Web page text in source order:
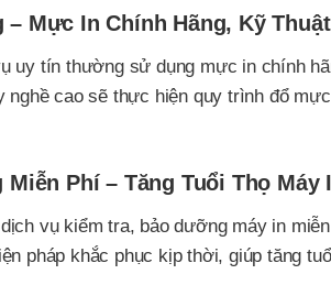
Mực In Chính Hãng, Kỹ
uy tín thường sử dụng mực in chính
cao sẽ thực hiện quy trình đổ
Phí – Tăng Tuổi Thọ Máy
vụ kiểm tra, bảo dưỡng máy in
pháp khắc phục kịp thời, giúp tăng